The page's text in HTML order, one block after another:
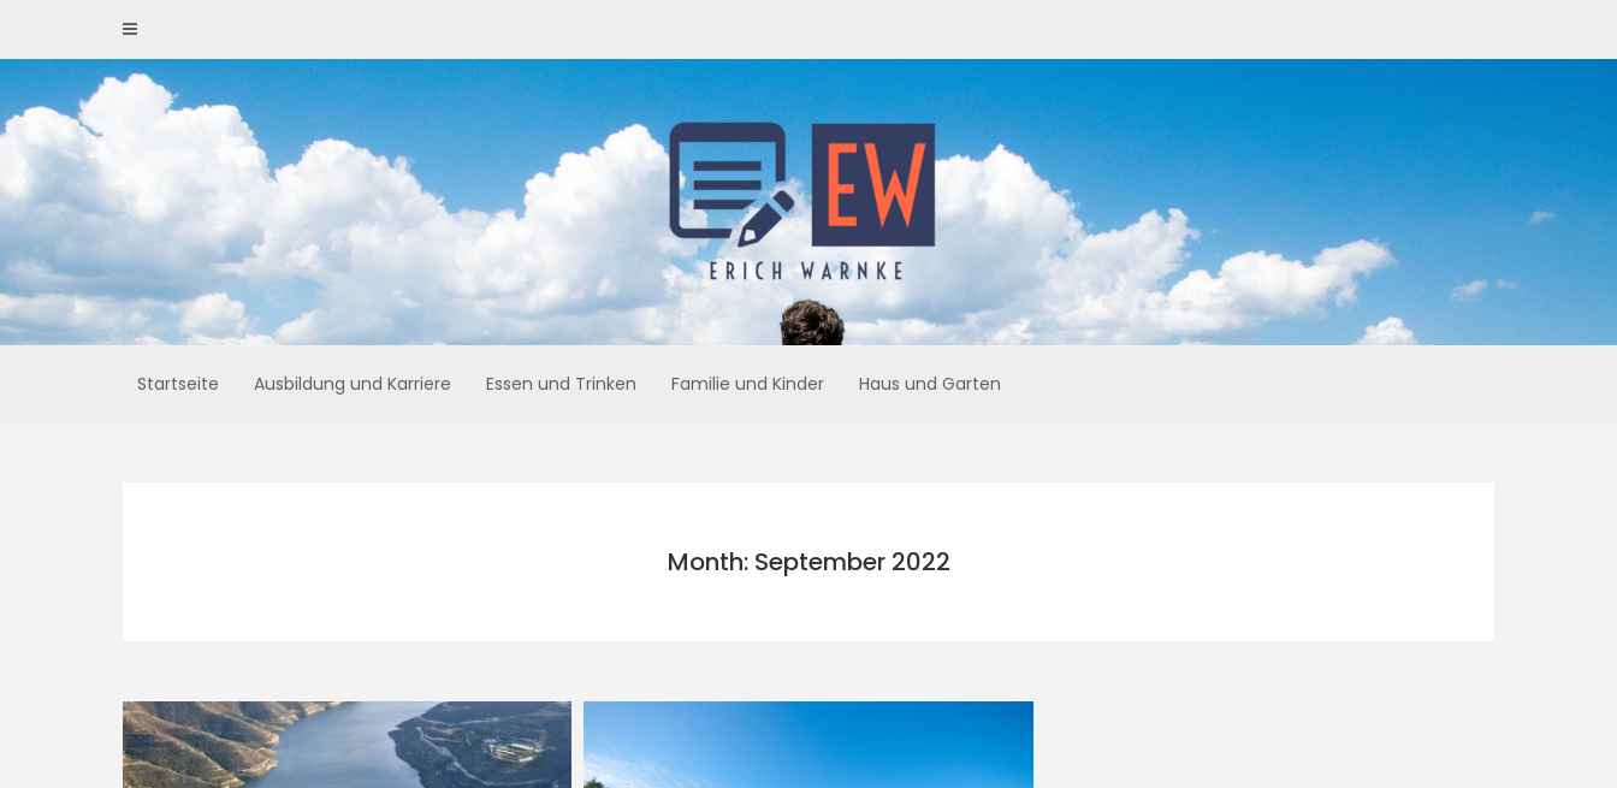
content
Startseite Ausbildung und Karriere Essen und Trinken Familie und Kinder Haus und Garten
Month: September 2022